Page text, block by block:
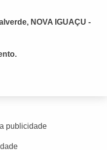
NOVA IGUAÇU -
publicidade